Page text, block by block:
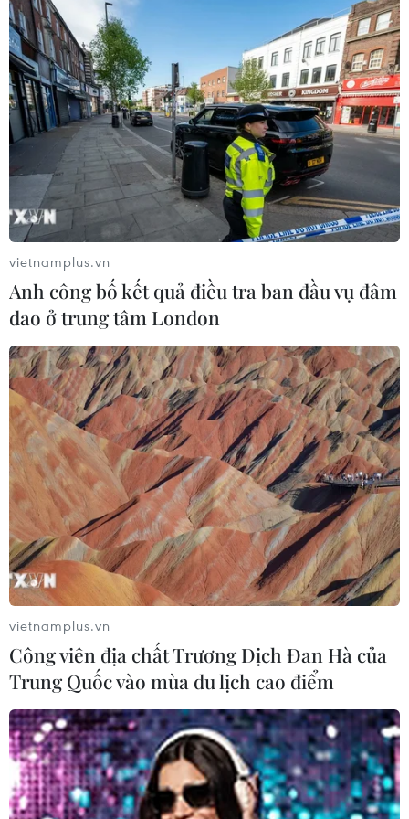
xuống khu vực Trạm thu phí BOT
đường tỉnh 155
04/08/2026 06:06
Chuẩn bị khởi công tuyến đường
gom đầu tiên của dự án Vành đai 4
TP Hồ Chí Minh
04/08/2026 04:14
CƠ QUAN CHỦ QUẢN: THÔNG TẤN XÃ VIỆT NAM
Tổng Biên tập: TRẦN TIẾN DUẨN
Phó Tổng Biên tập: NGUYỄN THỊ TÁM, KHÚC THANH
THỦY
Sở hữu trí tuệ
Quy định sử dụng
RSS
Hỗ trợ
Ngôn ngữ
TTXVN
Dịch vụ tin
Liên hệ
Giấy phép số: 1374/GP-BTTTT do Bộ Thông tin và Truyền thông
cấp ngày 11/9/2008.
Quảng cáo: Phó TBT Nguyễn Thị Tám: 093.5958688, Email:
vietnamplus.vn
Anh công bố kết quả điều tra ban đầu vụ đâm
dao ở trung tâm London
vietnamplus.vn
Công viên địa chất Trương Dịch Đan Hà của
Trung Quốc vào mùa du lịch cao điểm